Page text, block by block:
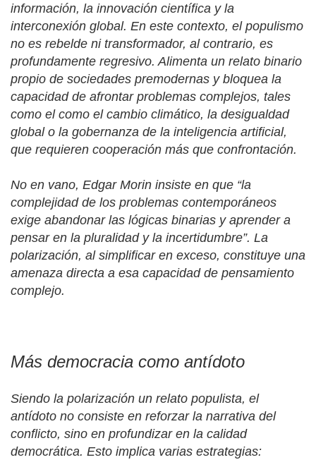
información, la innovación científica y la
interconexión global. En este contexto, el populismo
no es rebelde ni transformador, al contrario, es
profundamente regresivo. Alimenta un relato binario
propio de sociedades premodernas y bloquea la
capacidad de afrontar problemas complejos, tales
como el como el cambio climático, la desigualdad
global o la gobernanza de la inteligencia artificial,
que requieren cooperación más que confrontación.
No en vano, Edgar Morin insiste en que “la
complejidad de los problemas contemporáneos
exige abandonar las lógicas binarias y aprender a
pensar en la pluralidad y la incertidumbre”. La
polarización, al simplificar en exceso, constituye una
amenaza directa a esa capacidad de pensamiento
complejo.
Más democracia como antídoto
Siendo la polarización un relato populista, el
antídoto no consiste en reforzar la narrativa del
conflicto, sino en profundizar en la calidad
democrática. Esto implica varias estrategias: